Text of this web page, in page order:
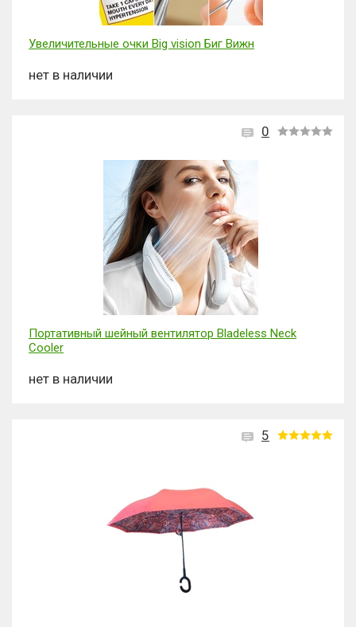
Увеличительные очки Big vision Биг Вижн
нет в наличии
0
Портативный шейный вентилятор Bladeless Neck
Cooler
нет в наличии
5